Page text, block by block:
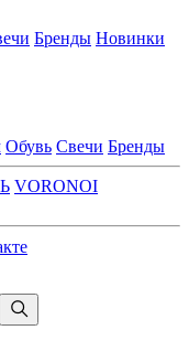
Бренды Новинки
Обувь Свечи Бренды
VORONOI